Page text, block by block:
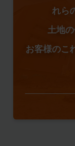
れら
土地
お客様のこ